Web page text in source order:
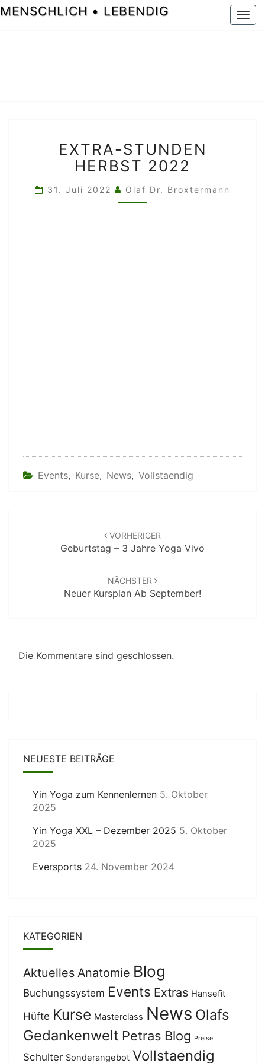
MENSCHLICH • LEBENDIG
STUNDEN
HERBST
2022
EXTRA-STUNDEN
HERBST 2022
31. Juli 2022 Olaf Dr. Broxtermann
Events, Kurse, News, Vollstaendig
VORHERIGER
Geburtstag – 3 Jahre Yoga Vivo
NÄCHSTER
Neuer Kursplan Ab September!
Die Kommentare sind geschlossen.
NEUESTE BEITRÄGE
Yin Yoga zum Kennenlernen 5. Oktober
2025
Yin Yoga XXL – Dezember 2025 5. Oktober
2025
Eversports 24. November 2024
KATEGORIEN
Aktuelles Anatomie Blog
Buchungssystem Events Extras Hansefit
Hüfte Kurse Masterclass News Olafs
Gedankenwelt Petras Blog Preise
Schulter Sonderangebot Vollstaendig